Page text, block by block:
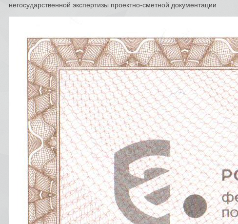
негосударственной экспертизы проектно-сметной документации